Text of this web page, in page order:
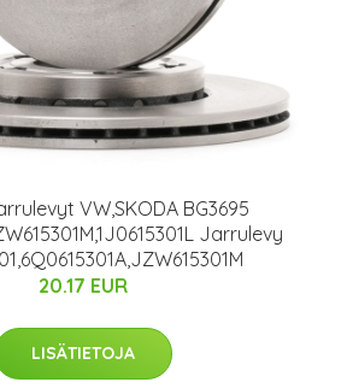
VW,SKODA BG3695
Jarrulevy
20.17 EUR
LISÄTIETOJA